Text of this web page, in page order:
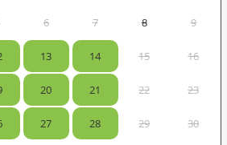
6 7 8 9
13 14 15 16
20 21 22 23
27 28 29 30